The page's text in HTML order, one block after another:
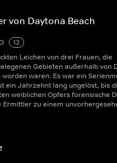
von Daytona Beach
12
Leichen von drei Frauen, die
Gebieten außerhalb von
worden waren. Es war ein
ein Jahrzehnt lang ungelöst, bis
weiblichen Opfers forensische
Ermittler zu einem